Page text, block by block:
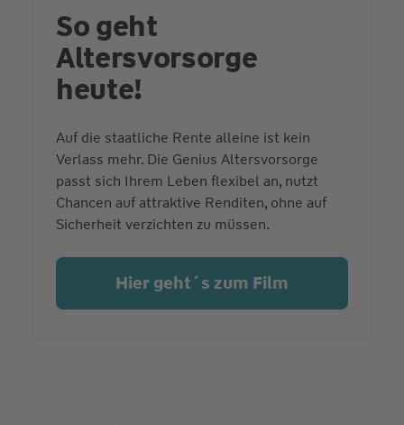
So geht
Altersvorsorge
heute!
Auf die staatliche Rente alleine ist kein
Verlass mehr. Die Genius Altersvorsorge
passt sich Ihrem Leben flexibel an, nutzt
Chancen auf attraktive Renditen, ohne auf
Sicherheit verzichten zu müssen.
Hier geht´s zum Film